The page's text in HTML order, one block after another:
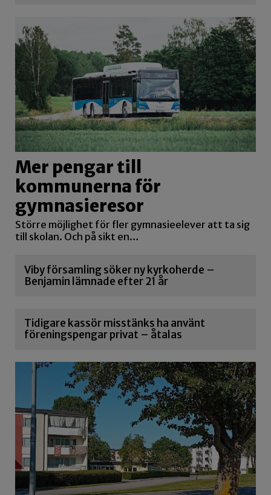
Mer pengar till
kommunerna för
gymnasieresor
Större möjlighet för fler gymnasieelever att ta sig
till skolan. Och på sikt en…
Viby församling söker ny kyrkoherde –
Benjamin lämnade efter 21 år
Tidigare kassör misstänks ha använt
föreningspengar privat – åtalas